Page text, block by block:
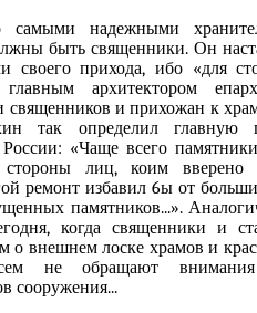
самыми надежными
быть священники. Он
своего прихода, ибо «для
архитектором
священников и прихожан к
так определил главную
«Чаще всего
лиц, коим вверено
ремонт избавил 6ы от
памятников...».
когда священники и
о внешнем лоске храмов и
не обращают
сооружения...